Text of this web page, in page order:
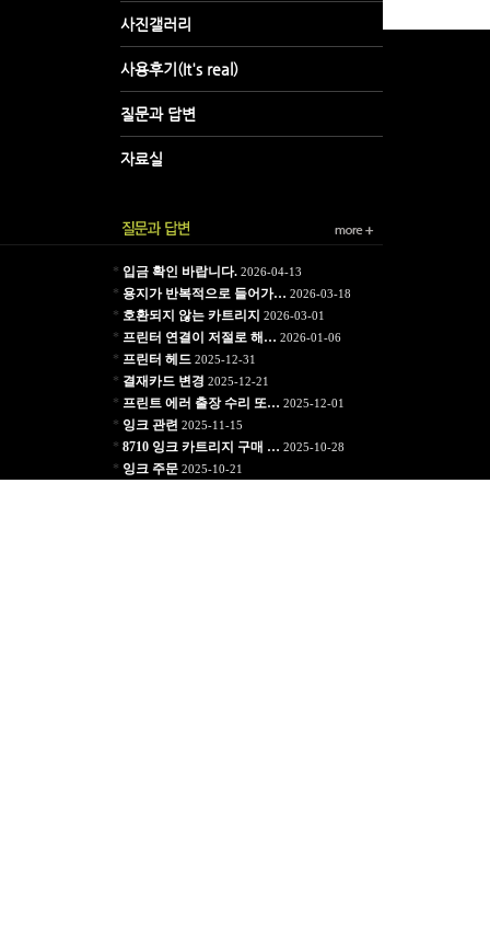
* 입금 확인 바랍니다.2026-04-13
* 용지가 반복적으로 들어가… 2026-03-18
* 호환되지 않는 카트리지 2026-03-01
* 프린터 연결이 저절로 해… 2026-01-06
* 프린터 헤드 2025-12-31
* 결재카드 변경 2025-12-21
* 프린트 에러 출장 수리 또… 2025-12-01
* 잉크 관련 2025-11-15
* 8710 잉크 카트리지 구매 … 2025-10-28
* 잉크 주문2025-10-21